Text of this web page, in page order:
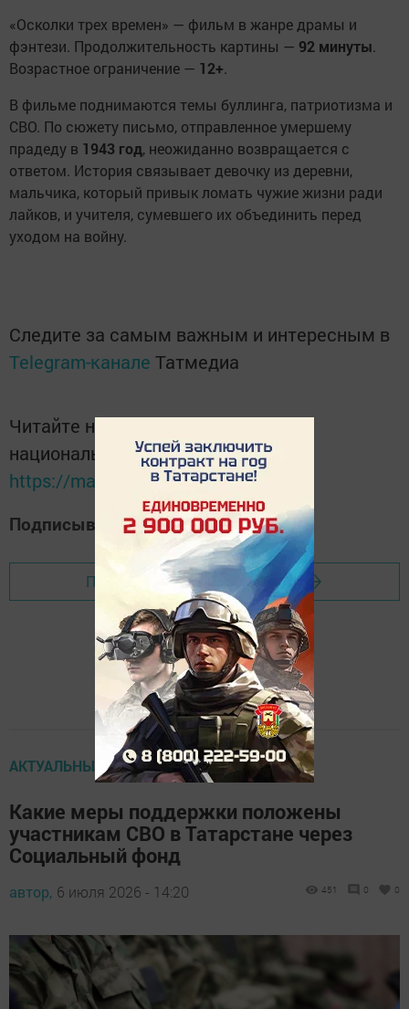
«Осколки трех времен» — фильм в жанре драмы и
фэнтези. Продолжительность картины — 92 минуты.
Возрастное ограничение — 12+.
В фильме поднимаются темы буллинга, патриотизма и
СВО. По сюжету письмо, отправленное умершему
прадеду в 1943 год, неожиданно возвращается с
ответом. История связывает девочку из деревни,
мальчика, который привык ломать чужие жизни ради
лайков, и учителя, сумевшего их объединить перед
уходом на войну.
Следите за самым важным и интересным в
Telegram-канале Татмедиа
Читайте новости Татарстана в
национальном мессенджере MАХ:
https://max.ru/tatmedia
Подписывайтесь на нашДзен-канал
Перейти на страницу новости
АКТУАЛЬНЫЕ ВОПРОСЫ
Какие меры поддержки положены
участникам СВО в Татарстане через
Социальный фонд
автор, 6 июля 2026 - 14:20 451 0 0